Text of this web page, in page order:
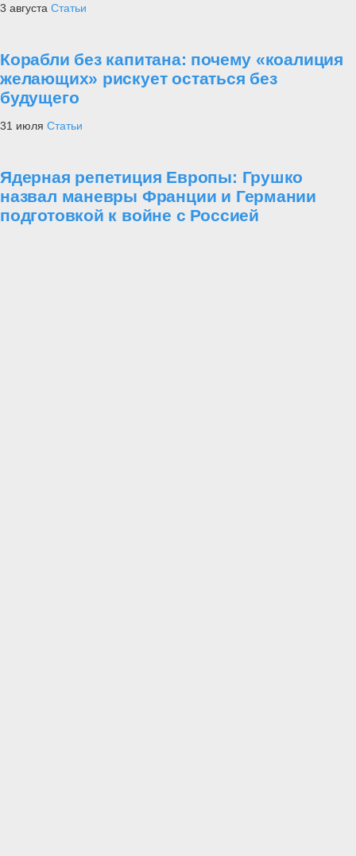
3 августа Статьи
Корабли без капитана: почему «коалиция
желающих» рискует остаться без
будущего
31 июля Статьи
Ядерная репетиция Европы: Грушко
назвал маневры Франции и Германии
подготовкой к войне с Россией